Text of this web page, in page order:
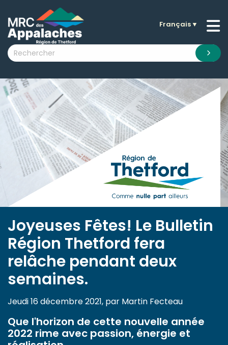
submenu (La MRC )
submenu (Citoyens )
submenu (Visiteurs )
submenu (Nouvelles )
submenu (Documentation )
Français▼
Joyeuses Fêtes! Le Bulletin
Région Thetford fera
relâche pendant deux
semaines.
Jeudi 16 décembre 2021, par Martin Fecteau
Que l'horizon de cette nouvelle année
2022 rime avec passion, énergie et